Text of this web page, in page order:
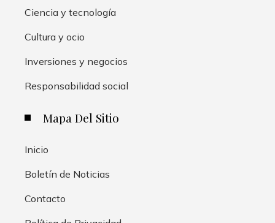
Ciencia y tecnología
Cultura y ocio
Inversiones y negocios
Responsabilidad social
Mapa Del Sitio
Inicio
Boletín de Noticias
Contacto